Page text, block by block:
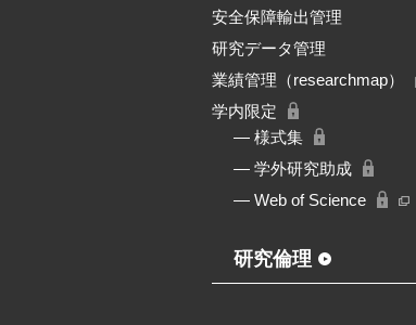
安全保障輸出管理
研究データ管理
業績管理（researchmap）
学内限定
― 様式集
― 学外研究助成
― Web of Science
研究倫理